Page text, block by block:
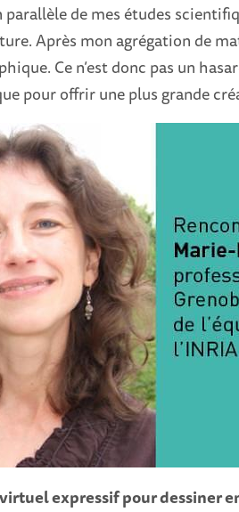
de mes études
Après mon agrégation de
Ce n’est donc pas un
pour offrir une plus grande
expressif pour dessiner